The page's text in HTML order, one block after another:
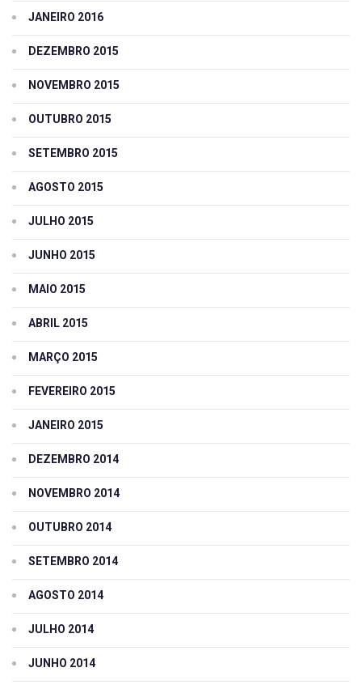
JANEIRO 2016
DEZEMBRO 2015
NOVEMBRO 2015
OUTUBRO 2015
SETEMBRO 2015
AGOSTO 2015
JULHO 2015
JUNHO 2015
MAIO 2015
ABRIL 2015
MARÇO 2015
FEVEREIRO 2015
JANEIRO 2015
DEZEMBRO 2014
NOVEMBRO 2014
OUTUBRO 2014
SETEMBRO 2014
AGOSTO 2014
JULHO 2014
JUNHO 2014